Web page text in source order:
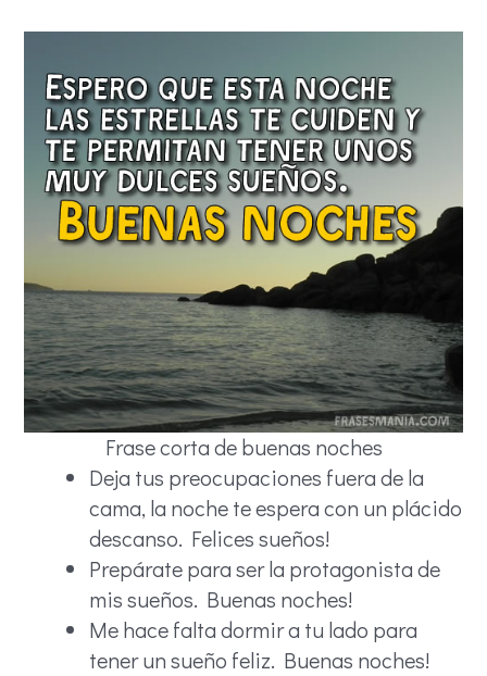
Frase corta de buenas noches
Deja tus preocupaciones fuera de la
cama, la noche te espera con un plácido
descanso. Felices sueños!
Prepárate para ser la protagonista de
mis sueños. Buenas noches!
Me hace falta dormir a tu lado para
tener un sueño feliz. Buenas noches!